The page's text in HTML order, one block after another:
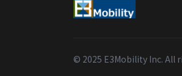
© 2025 E3Mobility Inc. All